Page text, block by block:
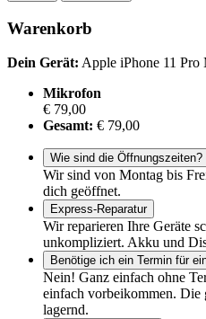
Warenkorb
Dein Gerät: Apple iPhone 11 Pro
Mikrofon
€ 79,00
Gesamt: € 79,00
Wie sind die Öffnungszeiten?
Wir sind von Montag bis
dich geöffnet.
Express-Reparatur
Wir reparieren Ihre Geräte
unkompliziert. Akku und
Benötige ich ein Termin für
Nein! Ganz einfach ohne
einfach vorbeikommen. Die
lagernd.